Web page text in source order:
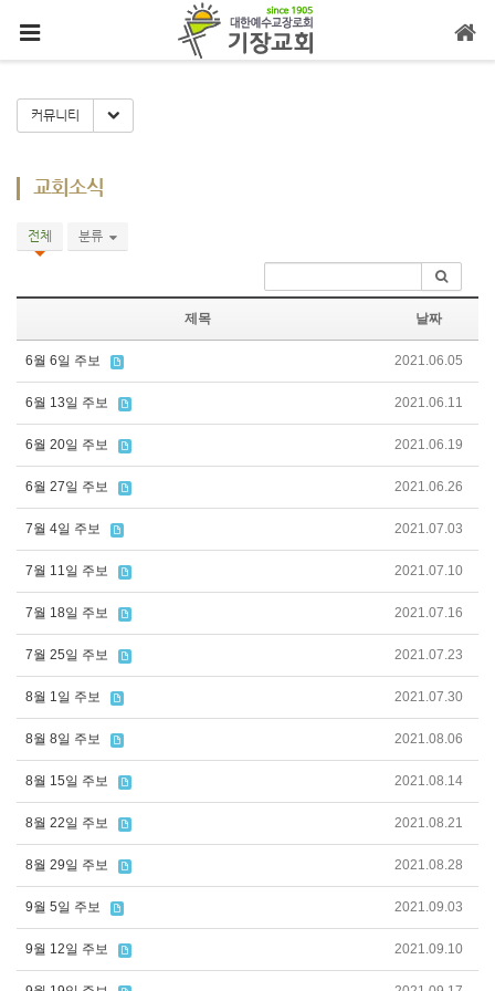
커뮤니티 Toggle Dropdown
교회소식
전체 분류
제목 날짜
6월 6일 주보 2021.06.05
6월 13일 주보 2021.06.11
6월 20일 주보 2021.06.19
6월 27일 주보 2021.06.26
7월 4일 주보 2021.07.03
7월 11일 주보 2021.07.10
7월 18일 주보 2021.07.16
7월 25일 주보 2021.07.23
8월 1일 주보 2021.07.30
8월 8일 주보 2021.08.06
8월 15일 주보 2021.08.14
8월 22일 주보 2021.08.21
8월 29일 주보 2021.08.28
9월 5일 주보 2021.09.03
9월 12일 주보 2021.09.10